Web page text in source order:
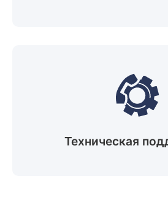
Техническая